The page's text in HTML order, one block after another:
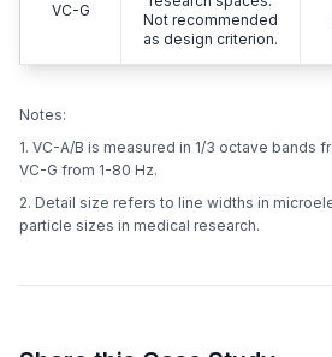
VC-G
Not recommended
as design criterion.
Notes:
1. VC-A/B is measured in 1/3 octave bands
VC-G from 1-80 Hz.
2. Detail size refers to line widths in
particle sizes in medical research.